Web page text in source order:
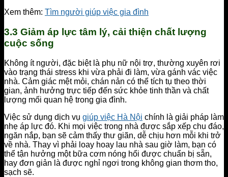
Xem thêm: Tìm người giúp việc gia đình
3.3 Giảm áp lực tâm lý, cải thiện chất lượng
cuộc sống
Không ít người, đặc biệt là phụ nữ nội trợ, thường xuyên rơi
vào trạng thái stress khi vừa phải đi làm, vừa gánh vác việc
nhà. Cảm giác mệt mỏi, chán nản có thể tích tụ theo thời
gian, ảnh hưởng trực tiếp đến sức khỏe tinh thần và chất
lượng mối quan hệ trong gia đình.
Việc sử dụng dịch vụ giúp việc Hà Nội chính là giải pháp làm
nhẹ áp lực đó. Khi mọi việc trong nhà được sắp xếp chu đáo,
ngăn nắp, bạn sẽ cảm thấy thư giãn, dễ chịu hơn mỗi khi trở
về nhà. Thay vì phải loay hoay lau nhà sau giờ làm, bạn có
thể tận hưởng một bữa cơm nóng hổi được chuẩn bị sẵn,
hay đơn giản là được nghỉ ngơi trong không gian thơm tho,
sạch sẽ.